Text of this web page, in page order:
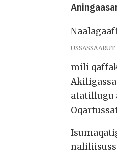
USSASSAARUT
mili
atatillugu